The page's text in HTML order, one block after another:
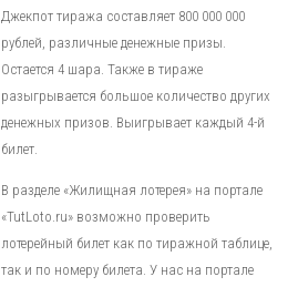
Джекпот тиража составляет 800 000 000
рублей, различные денежные призы.
Остается 4 шара. Также в тираже
разыгрывается большое количество других
денежных призов. Выигрывает каждый 4-й
билет.
В разделе «Жилищная лотерея» на портале
«TutLoto.ru» возможно проверить
лотерейный билет как по тиражной таблице,
так и по номеру билета. У нас на портале